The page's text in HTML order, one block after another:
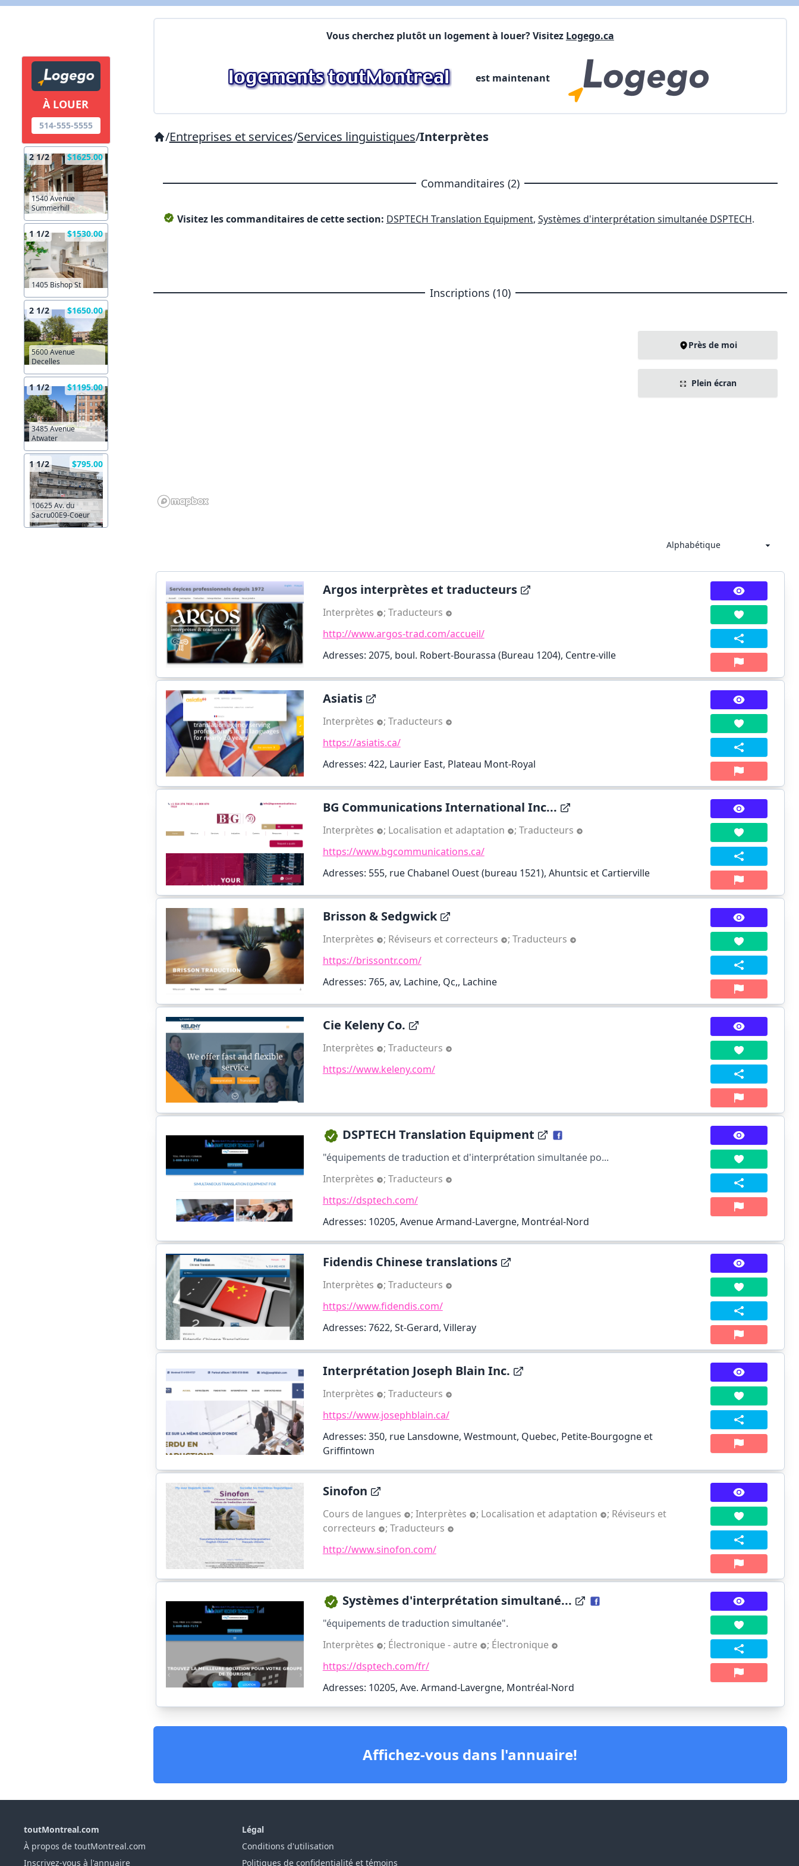
À LOUER
514-555-5555
2 1/2 $1625.00
1540 Avenue
Summerhill
1 1/2 $1530.00
1405 Bishop St
2 1/2 $1650.00
5600 Avenue
Decelles
1 1/2 $1195.00
3485 Avenue
Atwater
1 1/2 $795.00
10625 Av. du
Sacru00E9-Coeur
Vous cherchez plutôt un logement à louer? Visitez Logego.ca
est maintenant
/Entreprises et services/Services linguistiques/Interprètes
Commanditaires (2)
Visitez les commanditaires de cette section: DSPTECH Translation Equipment, Systèmes d'interprétation simultanée DSPTECH.
Inscriptions (10)
Près de moi
Plein écran
Argos interprètes et traducteurs
Interprètes ; Traducteurs
http://www.argos-trad.com/accueil/
Adresses: 2075, boul. Robert-Bourassa (Bureau 1204), Centre-ville
Asiatis
Interprètes ; Traducteurs
https://asiatis.ca/
Adresses: 422, Laurier East, Plateau Mont-Royal
BG Communications International Inc...
Interprètes ; Localisation et adaptation ; Traducteurs
https://www.bgcommunications.ca/
Adresses: 555, rue Chabanel Ouest (bureau 1521), Ahuntsic et Cartierville
Brisson & Sedgwick
Interprètes ; Réviseurs et correcteurs ; Traducteurs
https://brissontr.com/
Adresses: 765, av, Lachine, Qc,, Lachine
Cie Keleny Co.
Interprètes ; Traducteurs
https://www.keleny.com/
DSPTECH Translation Equipment
"équipements de traduction et d'interprétation simultanée po...
Interprètes
; Traducteurs
https://dsptech.com/
Adresses: 10205, Avenue Armand-Lavergne, Montréal-Nord
Fidendis Chinese translations
Interprètes ; Traducteurs
https://www.fidendis.com/
Adresses: 7622, St-Gerard, Villeray
Interprétation Joseph Blain Inc.
Interprètes ; Traducteurs
https://www.josephblain.ca/
Adresses: 350, rue Lansdowne, Westmount, Quebec, Petite-Bourgogne et
Griffintown
Sinofon
Cours de langues ; Interprètes ; Localisation et adaptation ; Réviseurs et
correcteurs
; Traducteurs
http://www.sinofon.com/
Systèmes d'interprétation simultané...
"équipements de traduction simultanée".
Interprètes
; Électronique - autre ; Électronique
https://dsptech.com/fr/
Adresses: 10205, Ave. Armand-Lavergne, Montréal-Nord
Affichez-vous dans l'annuaire!
toutMontreal.com
À propos de toutMontreal.com
Inscrivez-vous à l'annuaire
Légal
Conditions d'utilisation
Politiques de confidentialité et témoins
Lien vers inscription (sera inclus dans courriel)
X Fermer